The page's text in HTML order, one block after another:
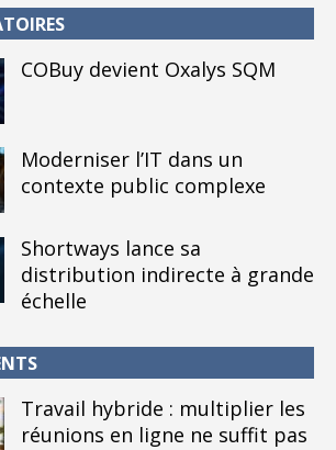
COBuy devient Oxalys SQM
Moderniser l’IT dans un
contexte public complexe
Shortways lance sa
distribution indirecte à grande
échelle
Travail hybride : multiplier les
réunions en ligne ne suffit pas